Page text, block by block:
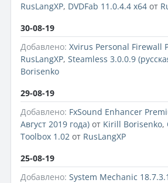
RusLangXP, DVDFab 11.0.4.4 x64 от
30-08-19
Добавлено: Xvirus Personal Firewall
RusLangXP, Steamless 3.0.0.9
Borisenko
29-08-19
Добавлено: FxSound Enhancer
Август 2019 года) от Kirill Borisenko,
Toolbox 1.02 от RusLangXP
25-08-19
Добавлено: System Mechanic